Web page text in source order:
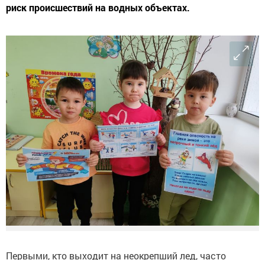
риск происшествий на водных объектах.
Первыми, кто выходит на неокрепший лед, часто